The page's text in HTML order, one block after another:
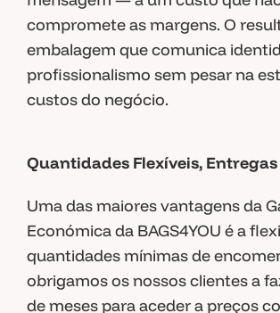
compromete as margens. O
embalagem que comunica
profissionalismo sem pesar na
custos do negócio.
Quantidades Flexíveis,
Uma das maiores vantagens da
Económica da BAGS4YOU é a
quantidades mínimas de
obrigamos os nossos clientes a
de meses para aceder a preços